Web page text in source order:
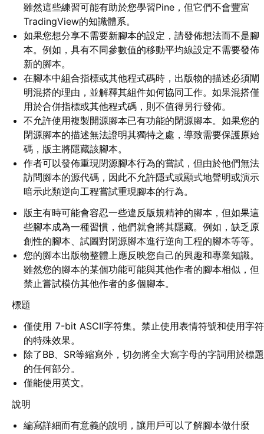
雖然這些練習可能有助於您學習Pine，但它們不會豐富
TradingView的知識體系。
如果您想分享不需要新腳本的設定，請發佈想法而不是腳
本。例如，具有不同參數值的移動平均線設定不需要發佈
新的腳本。
在腳本中組合指標或其他程式碼時，出版物的描述必須闡
明混搭的理由，並解釋其組件如何協同工作。如果混搭僅
用於合併指標或其他程式碼，則不值得另行發佈。
不允許使用複製開源腳本已有功能的閉源腳本。如果您的
閉源腳本的描述無法證明其獨特之處，導致需要保護原始
碼，版主將隱藏該腳本。
作者可以發佈重現閉源腳本行為的嘗試，但由於他們無法
訪問腳本的源代碼，因此不允許隱式或顯式地聲明或演示
暗示此類逆向工程嘗試重現腳本的行為。
版主有時可能會容忍一些違反版規精神的腳本，但如果這
些腳本成為一種習慣，他們就會將其隱藏。例如，缺乏原
創性的腳本、試圖對閉源腳本進行逆向工程的腳本等等。
您的腳本出版物整體上應反映您自己的興趣和專業知識。
雖然您的腳本的某個功能可能與其他作者的腳本相似，但
禁止嘗試模仿其他作者的多個腳本。
標題
僅使用 7-bit ASCII字符集。禁止使用表情符號和使用字符
的特殊效果。
除了BB、SR等縮寫外，切勿將全大寫字母的字詞用於標題
的任何部分。
僅能使用英文。
說明
編寫詳細而有意義的說明，讓用戶可以了解腳本做什麼